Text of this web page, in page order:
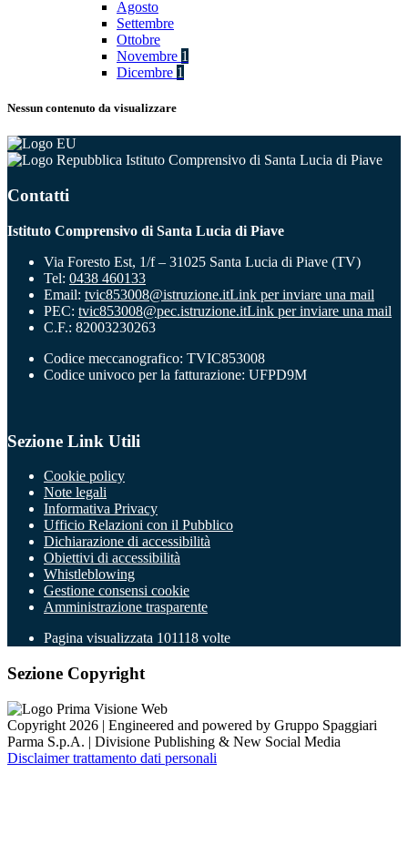
Agosto
Settembre
Ottobre
Novembre 1
Dicembre 1
Nessun contenuto da visualizzare
Istituto Comprensivo di Santa Lucia di Piave
Contatti
Istituto Comprensivo di Santa Lucia di Piave
Via Foresto Est, 1/f – 31025 Santa Lucia di Piave (TV)
Tel: 0438 460133
Email: tvic853008@istruzione.itLink per inviare una mail
PEC: tvic853008@pec.istruzione.itLink per inviare una mail
C.F.: 82003230263
Codice meccanografico: TVIC853008
Codice univoco per la fatturazione: UFPD9M
Sezione Link Utili
Cookie policy
Note legali
Informativa Privacy
Ufficio Relazioni con il Pubblico
Dichiarazione di accessibilità
Obiettivi di accessibilità
Whistleblowing
Gestione consensi cookie
Amministrazione trasparente
Pagina visualizzata 101118 volte
Sezione Copyright
Copyright 2026 | Engineered and powered by Gruppo Spaggiari
Parma S.p.A. | Divisione Publishing & New Social Media
Disclaimer trattamento dati personali